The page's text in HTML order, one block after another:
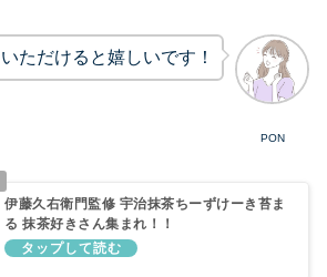
PON
ただけると嬉しいです！
伊藤久右衛門監修 宇治抹茶ちーずけーき苔ま
る 抹茶好きさん集まれ！！